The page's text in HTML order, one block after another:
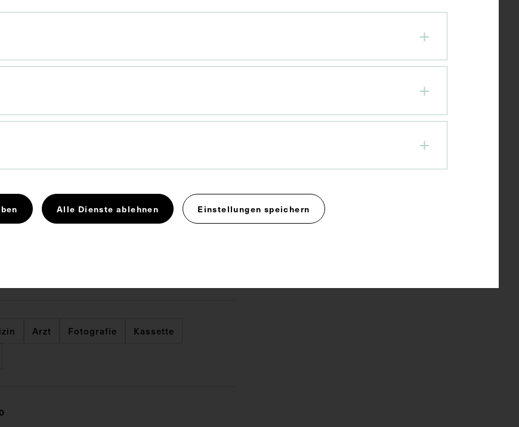
cm
Arzt Fotografie
Kassette
Alle Dienste ablehnen Einstellungen speichern